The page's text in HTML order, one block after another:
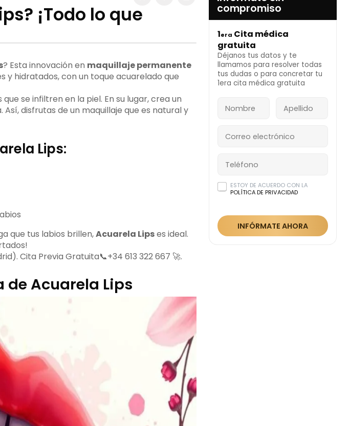
INFÓRMATE AHORA
¡Todo lo que
? Esta innovación en maquillaje permanente
y hidratados, con un toque acuarelado que
se infiltren en la piel. En su lugar, crea un
disfrutas de un maquillaje que es natural y
Lips:
que tus labios brillen,Acuarela Lipses ideal.
Cita Previa Gratuita📞+34 613 322 667 🚀.
Acuarela Lips
compromiso
1era Cita médica
gratuita
Déjanos tus datos y te
llamamos para resolver todas
tus dudas o para concretar tu
1era cita médica gratuita
ESTOY DE ACUERDO CON LA
POLÍTICA DE PRIVACIDAD
INFÓRMATE AHORA